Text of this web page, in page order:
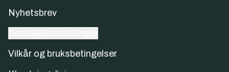
Nyhetsbrev
Vilkår og bruksbetingelser